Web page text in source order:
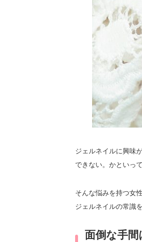
ジェルネイルに興味
できない。かといっ
そんな悩みを持つ女
ジェルネイルの常識
面倒な手